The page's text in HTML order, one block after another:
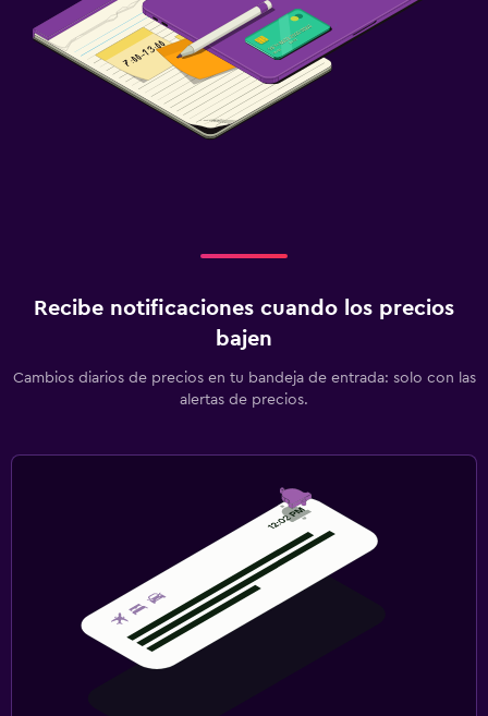
Recibe notificaciones cuando los precios
bajen
Cambios diarios de precios en tu bandeja de entrada: solo con las
alertas de precios.